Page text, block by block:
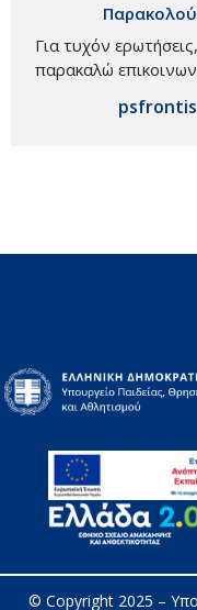
Για τυχόν
παρακαλώ
© Copyright 2025 –